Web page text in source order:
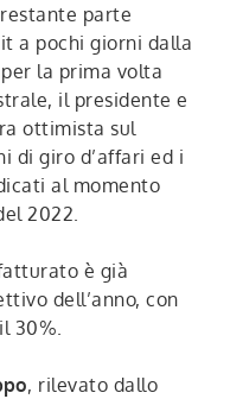
parte
a pochi giorni dalla
la prima volta
il presidente e
ottimista sul
di giro d’affari ed i
al momento
2022.
è già
dell’anno, con
30%.
, rilevato dallo